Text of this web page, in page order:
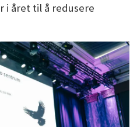
i året til å redusere